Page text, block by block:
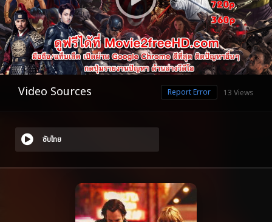
Video Sources 13 Views
Report Error
ซับไทย